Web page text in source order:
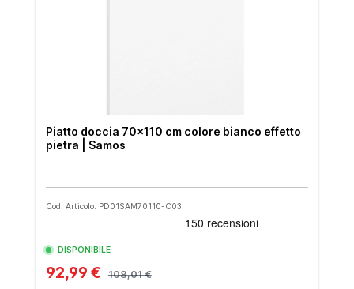
Piatto doccia 70x110 cm colore bianco effetto
pietra | Samos
Cod. Articolo: PD01SAM70110-C03
DISPONIBILE
92,99 € 108,01 €